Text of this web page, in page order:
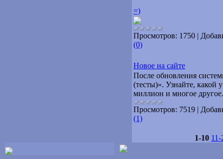
=)
Просмотров: 1750 |
(0)
Новое на сайте
После обновления
(тесты)». Узнайте, какой
миллион и многое
Просмотров: 7519 |
(1)
1-10 11-